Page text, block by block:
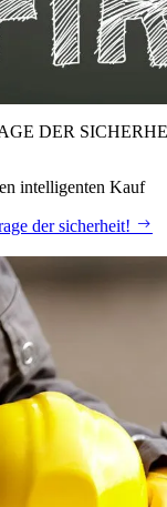
DER
intelligenten Kauf
der sicherheit!